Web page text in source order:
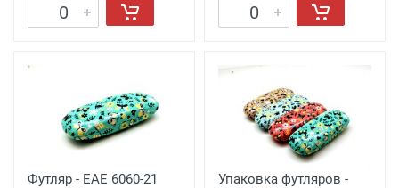
Футляр - EAE 6060-21
Упаковка футляров -